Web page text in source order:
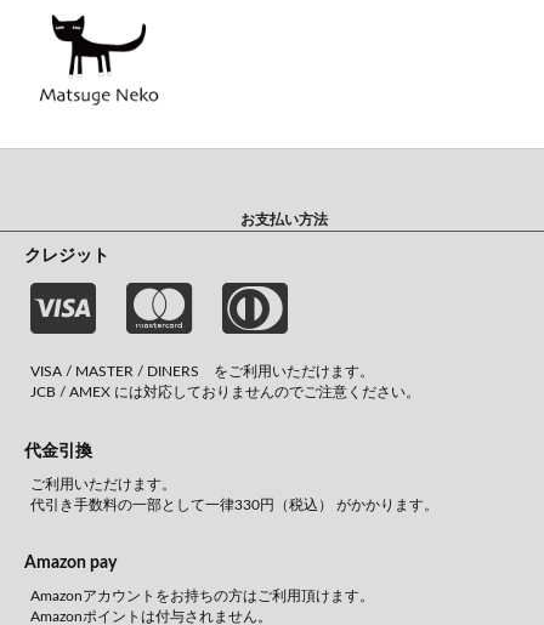
お支払い方法
クレジット
VISA / MASTER / DINERS をご利用いただけます。
JCB / AMEX には対応しておりませんのでご注意ください。
代金引換
ご利用いただけます。
代引き手数料の一部として一律330円（税込） がかかります。
Amazon pay
Amazonアカウントをお持ちの方はご利用頂けます。
Amazonポイントは付与されません。